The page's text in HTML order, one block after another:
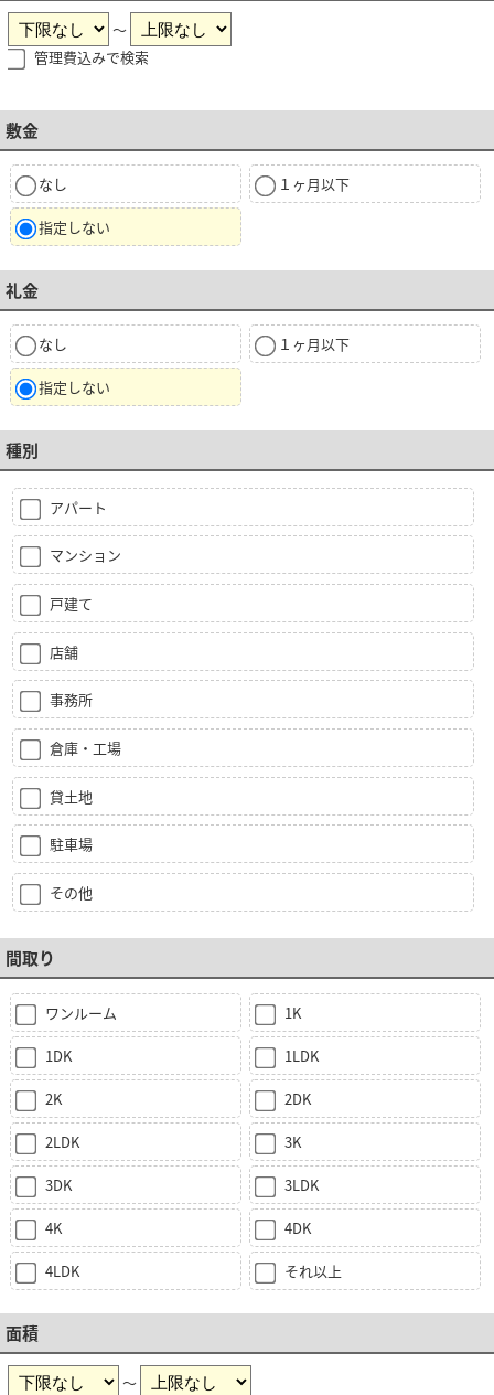
～
管理費込みで検索
敷金
なし １ヶ月以下
指定しない
礼金
なし １ヶ月以下
指定しない
種別
アパート
マンション
戸建て
店舗
事務所
倉庫・工場
貸土地
駐車場
その他
間取り
ワンルーム 1K
1DK 1LDK
2K 2DK
2LDK 3K
3DK 3LDK
4K 4DK
4LDK それ以上
面積
～